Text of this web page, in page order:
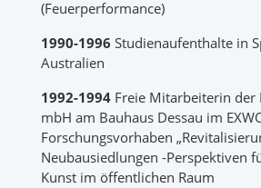
(Feuerperformance)
1990-1996 Studienaufenthalte in
Australien
1992-1994 Freie Mitarbeiterin der
mbH am Bauhaus Dessau im
Forschungsvorhaben
Neubausiedlungen -Perspektiven
Kunst im öffentlichen Raum